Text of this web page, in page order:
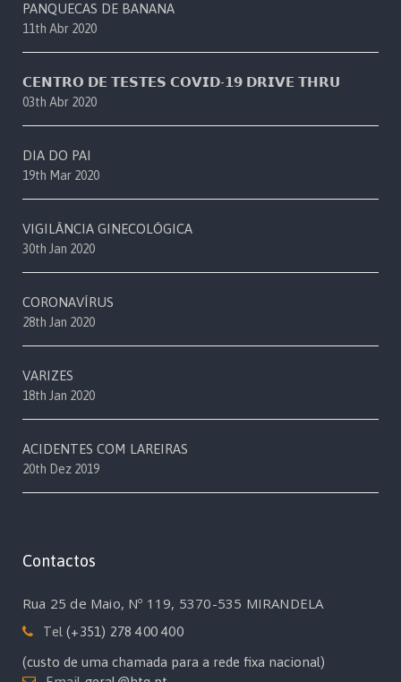
PANQUECAS DE BANANA
11th Abr 2020
𝗖𝗘𝗡𝗧𝗥𝗢 𝗗𝗘 𝗧𝗘𝗦𝗧𝗘𝗦 𝗖𝗢𝗩𝗜𝗗-𝟭𝟵 𝗗𝗥𝗜𝗩𝗘 𝗧𝗛𝗥𝗨
03th Abr 2020
DIA DO PAI
19th Mar 2020
VIGILÂNCIA GINECOLÓGICA
30th Jan 2020
CORONAVÍRUS
28th Jan 2020
VARIZES
18th Jan 2020
ACIDENTES COM LAREIRAS
20th Dez 2019
Contactos
Rua 25 de Maio, Nº 119, 5370-535 MIRANDELA
Tel(+351) 278 400 400
(custo de uma chamada para a rede fixa nacional)